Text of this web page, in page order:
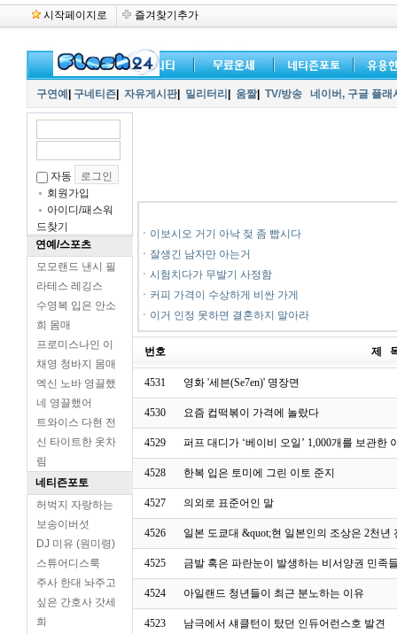
시작페이지로 즐겨찾기추가
구연예 구네티즌 자유게시판| 밀리터리 움짤| TV/방송 네이버, 구글 플
자동
회원가입
아이디/패스워
드찾기
연예/스포츠
모모랜드 낸시 필
라테스 레깅스
수영복 입은 안소
희 몸매
프로미스나인 이
채영 청바지 몸매
엑신 노바 영끌했
네 영끌했어
트와이스 다현 전
신 타이트한 옷차
림
네티즌포토
허벅지 자랑하는
보송이버섯
DJ 미유 (원미령)
스튜어디스룩
주사 한대 놔주고
싶은 간호사 갓세
희
ㆍ 이보시오 거기 아낙 젖 좀 빱시다
ㆍ 잘생긴 남자만 아는거
ㆍ 시험치다가 무발기 사정함
ㆍ 커피 가격이 수상하게 비싼 가게
ㆍ 이거 인정 못하면 결혼하지 말아라
번호 제
4531 영화 '세븐(Se7en)' 명장면
4530 요즘 컵떡볶이 가격에 놀랐다
4529 퍼프 대디가 ‘베이비 오일’ 1,000개를 보관한
4528 한복 입은 토미에 그린 이토 준지
4527 의외로 표준어인 말
4526 일본 도쿄대 &quot;현 일본인의 조상은 2천
4525 금발 혹은 파란눈이 발생하는 비서양권 민족
4524 아일랜드 청년들이 최근 분노하는 이유
4523 남극에서 섀클턴이 탔던 인듀어런스호 발견